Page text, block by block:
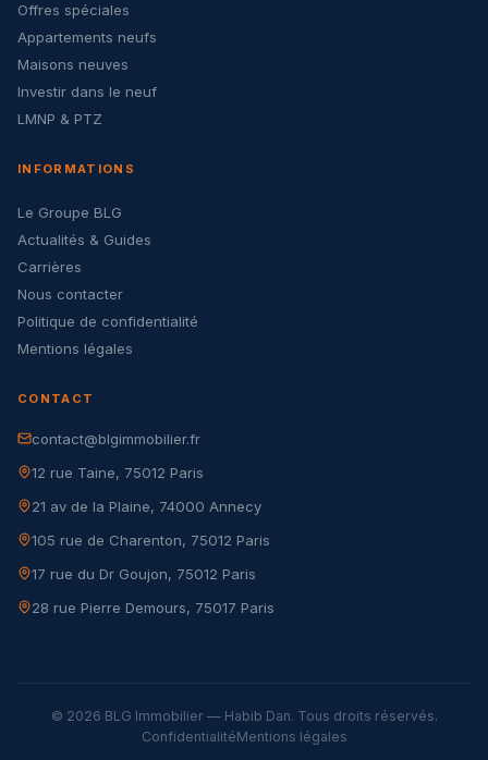
Offres spéciales
Appartements neufs
Maisons neuves
Investir dans le neuf
LMNP & PTZ
INFORMATIONS
Le Groupe BLG
Actualités & Guides
Carrières
Nous contacter
Politique de confidentialité
Mentions légales
CONTACT
contact@blgimmobilier.fr
12 rue Taine, 75012 Paris
21 av de la Plaine, 74000 Annecy
105 rue de Charenton, 75012 Paris
17 rue du Dr Goujon, 75012 Paris
28 rue Pierre Demours, 75017 Paris
© 2026 BLG Immobilier — Habib Dan. Tous droits réservés.
ConfidentialitéMentions légales